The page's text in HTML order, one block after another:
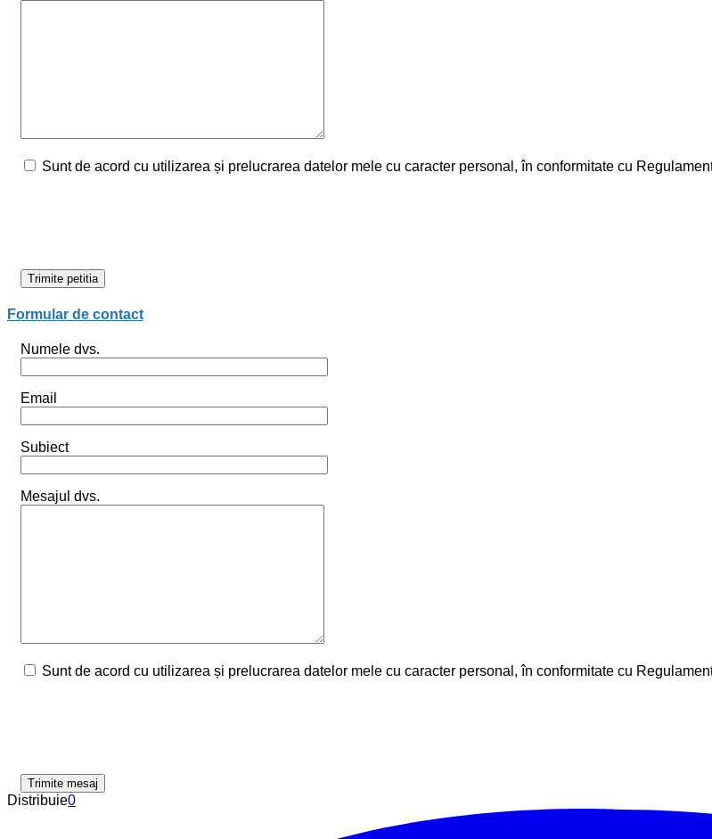
Sunt de acord cu utilizarea și prelucrarea datelor mele cu caracter personal, în conformitate cu
Formular de contact
Numele dvs.
Email
Subiect
Mesajul dvs.
Sunt de acord cu utilizarea și prelucrarea datelor mele cu caracter personal, în conformitate cu
Distribuie0